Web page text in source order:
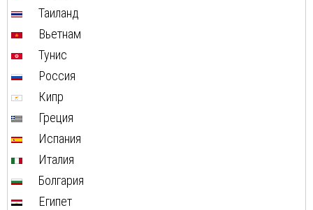
Таиланд
Вьетнам
Тунис
Россия
Кипр
Греция
Испания
Италия
Болгария
Египет